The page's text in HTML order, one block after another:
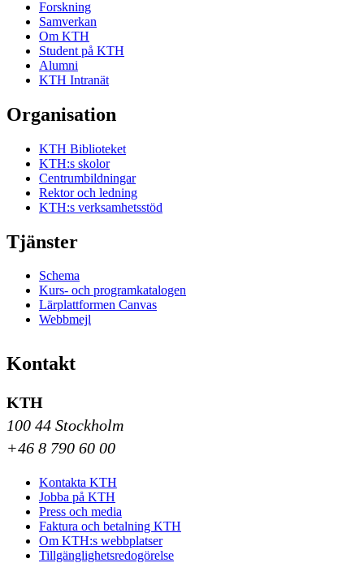
Forskning
Samverkan
Om KTH
Student på KTH
Alumni
KTH Intranät
Organisation
KTH Biblioteket
KTH:s skolor
Centrumbildningar
Rektor och ledning
KTH:s verksamhetsstöd
Tjänster
Schema
Kurs- och programkatalogen
Lärplattformen Canvas
Webbmejl
Kontakt
KTH
100 44 Stockholm
+46 8 790 60 00
Kontakta KTH
Jobba på KTH
Press och media
Faktura och betalning KTH
Om KTH:s webbplatser
Tillgänglighetsredogörelse